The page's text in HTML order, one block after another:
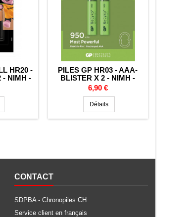
HR20 -
- NIMH -
PILES GP HR03 - AAA-
BLISTER X 2 - NIMH -
1.2V - 650MAH
Prix
6,90 €
Détails
CONTACT
SDPBA - Chronopiles CH
Service client en français